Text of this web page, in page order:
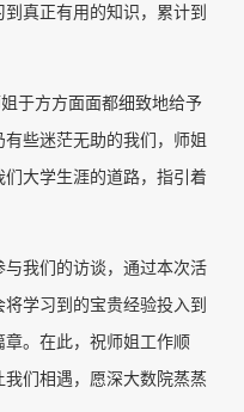
真正有用的知识，累计到
于方方面面都细致地给予
些迷茫无助的我们，师姐
大学生涯的道路，指引着
我们的访谈，通过本次活
学习到的宝贵经验投入到
。在此，祝师姐工作顺
们相遇，愿深大数院蒸蒸